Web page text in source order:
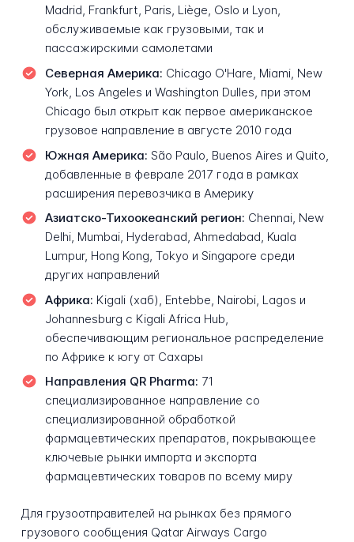
Madrid, Frankfurt, Paris, Liège, Oslo и Lyon,
обслуживаемые как грузовыми, так и
пассажирскими самолетами
Северная Америка: Chicago O'Hare, Miami, New
York, Los Angeles и Washington Dulles, при этом
Chicago был открыт как первое американское
грузовое направление в августе 2010 года
Южная Америка: São Paulo, Buenos Aires и Quito,
добавленные в феврале 2017 года в рамках
расширения перевозчика в Америку
Азиатско-Тихоокеанский регион: Chennai, New
Delhi, Mumbai, Hyderabad, Ahmedabad, Kuala
Lumpur, Hong Kong, Tokyo и Singapore среди
других направлений
Африка: Kigali (хаб), Entebbe, Nairobi, Lagos и
Johannesburg с Kigali Africa Hub,
обеспечивающим региональное распределение
по Африке к югу от Сахары
Направления QR Pharma: 71
специализированное направление со
специализированной обработкой
фармацевтических препаратов, покрывающее
ключевые рынки импорта и экспорта
фармацевтических товаров по всему миру
Для грузоотправителей на рынках без прямого
грузового сообщения Qatar Airways Cargo